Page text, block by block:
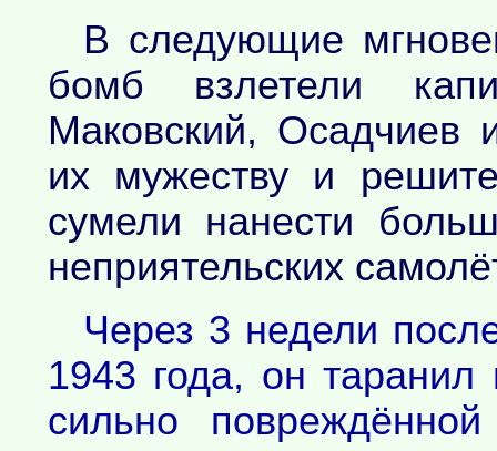
В следующие
бомб взлетели
Маковский, Осадчиев
их мужеству и
сумели нанести
неприятельских
Через 3 недели
1943 года, он таранил
сильно